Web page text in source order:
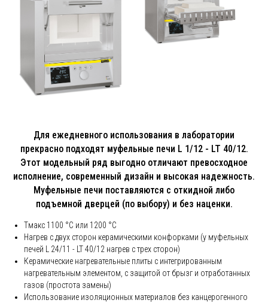
Для ежедневного использования в лаборатории
прекрасно подходят муфельные печи L 1/12 - LT 40/12.
Этот модельный ряд выгодно отличают превосходное
исполнение, современный дизайн и высокая надежность.
Муфельные печи поставляются с откидной либо
подъемной дверцей (по выбору) и без наценки.
Tмакс 1100 °C или 1200 °C
Нагрев с двух сторон керамическими конфорками (у муфельных
печей L 24/11 - LT 40/12 нагрев с трех сторон)
Керамические нагревательные плиты с интегрированным
нагревательным элементом, с защитой от брызг и отработанных
газов (простота замены)
Использование изоляционных материалов без канцерогенного